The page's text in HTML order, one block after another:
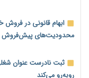
نرخ سود بانکی در
صادرات مرغ مازاد
ابهام قانونی در فروش
محدودیت‌های پیش‌فروش
ثبت نادرست عنوان
روبه‌رو می‌کند